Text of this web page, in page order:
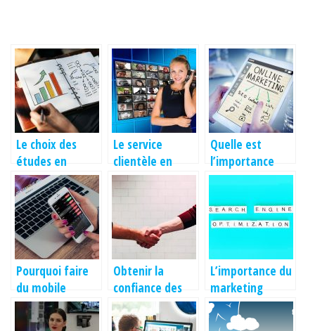
Le choix des
études en
marketing, de
plus en plus
sollicité
Le service
clientèle en
entreprise, une
pièce maîtresse
Quelle est
l’importance
d’un bon
une entreprise?
Pourquoi faire
du mobile
marketing?
Obtenir la
confiance des
clients sur votre
entreprise
L’importance du
marketing
quand on crée
un e-commerce